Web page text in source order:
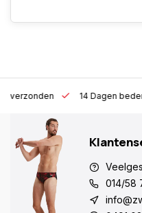
h verzonden 14 Dagen
014/58